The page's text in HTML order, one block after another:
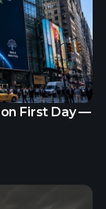
on First Day —